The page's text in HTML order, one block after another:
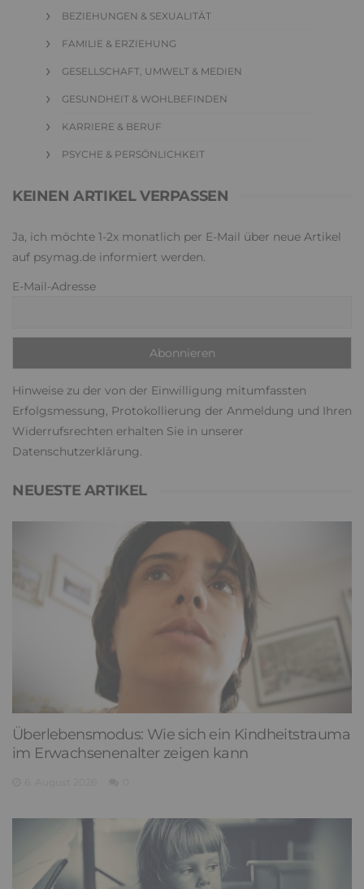
BEZIEHUNGEN & SEXUALITÄT
FAMILIE & ERZIEHUNG
GESELLSCHAFT, UMWELT & MEDIEN
GESUNDHEIT & WOHLBEFINDEN
KARRIERE & BERUF
PSYCHE & PERSÖNLICHKEIT
KEINEN ARTIKEL VERPASSEN
Ja, ich möchte 1-2x monatlich per E-Mail über neue Artikel
auf psymag.de informiert werden.
E-Mail-Adresse
Hinweise zu der von der Einwilligung mitumfassten
Erfolgsmessung, Protokollierung der Anmeldung und Ihren
Widerrufsrechten erhalten Sie in unserer
Datenschutzerklärung.
NEUESTE ARTIKEL
Überlebensmodus: Wie sich ein Kindheitstrauma
im Erwachsenenalter zeigen kann